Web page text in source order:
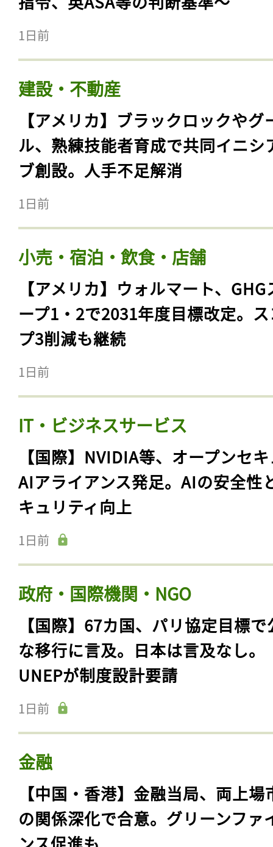
1日前
建設・不動産
【アメリカ】ブラックロックやグ
ル、熟練技能者育成で共同イニシ
ブ創設。人手不足解消
1日前
小売・宿泊・飲食・店舗
【アメリカ】ウォルマート、GHG
ープ1・2で2031年度目標改定。
プ3削減も継続
1日前
IT・ビジネスサービス
【国際】NVIDIA等、オープンセ
AIアライアンス発足。AIの安全性
キュリティ向上
1日前
政府・国際機関・NGO
【国際】67カ国、パリ協定目標で
な移行に言及。日本は言及なし。
UNEPが制度設計要請
1日前
金融
【中国・香港】金融当局、両上場
の関係深化で合意。グリーンファ